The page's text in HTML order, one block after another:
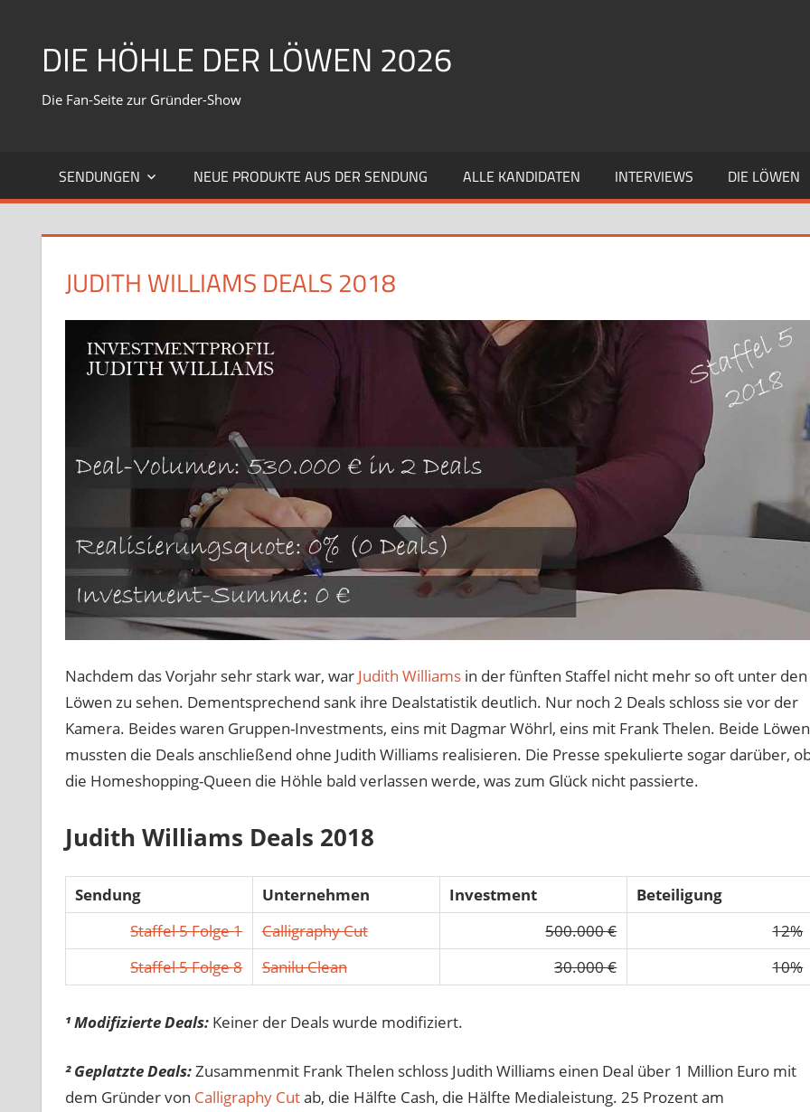
springenDIE HÖHLE DER LÖWEN 2026
Die Fan-Seite zur Gründer-Show
SENDUNGEN NEUE PRODUKTE AUS DER SENDUNG ALLE KANDIDATEN INTERVIEWS DIE LÖWEN
JUDITH WILLIAMS DEALS 2018
Nachdem das Vorjahr sehr stark war, war Judith Williamsin der fünften Staffel nicht mehr so oft unter den
Löwen zu sehen. Dementsprechend sank ihre Dealstatistik deutlich. Nur noch 2 Deals schloss sie vor der
Kamera. Beides waren Gruppen-Investments, eins mit Dagmar Wöhrl, eins mit Frank Thelen. Beide Löwen
mussten die Deals anschließend ohne Judith Williams realisieren. Die Presse spekulierte sogar darüber,
die Homeshopping-Queen die Höhle bald verlassen werde, was zum Glück nicht passierte.
Judith Williams Deals 2018
Sendung Unternehmen Investment
Beteiligung
Staffel 5 Folge 1
Calligraphy Cut 500.000 €
12%
Staffel 5 Folge 8
Sanilu Clean 30.000 € 10%
¹ Modifizierte Deals:Keiner der Deals wurde modifiziert.
² Geplatzte Deals:Zusammenmit Frank Thelen schloss Judith Williams einen Deal über 1 Million Euro mit
dem Gründer von Calligraphy Cutab, die Hälfte Cash, die Hälfte Medialeistung. 25 Prozent am